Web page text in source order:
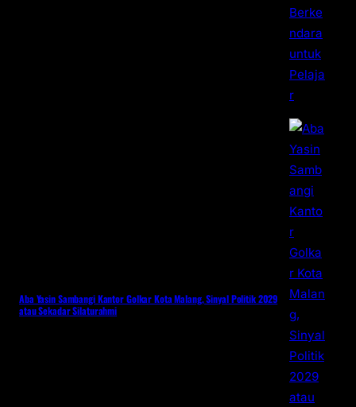
Aba Yasin Sambangi Kantor Golkar Kota Malang, Sinyal Politik 2029
atau Sekadar Silaturahmi